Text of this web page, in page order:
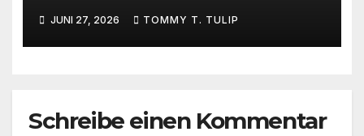
Shitbürgerthema des
Internets – 36° Grad, es wird
noch heißer #Tageslied
JUNI 27, 2026 TOMMY T. TULIP
Schreibe einen Kommentar